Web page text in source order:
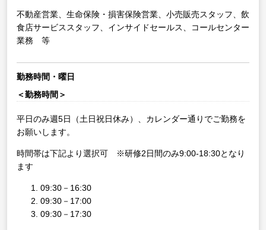
不動産営業、生命保険・損害保険営業、小売販売スタッフ、飲
食店サービススタッフ、インサイドセールス、コールセンター
業務 等
勤務時間・曜日
＜勤務時間＞
平日のみ週5日（土日祝日休み）、カレンダー通りでご勤務を
お願いします。
時間帯は下記より選択可 ※研修2日間のみ9:00-18:30となり
ます
09:30－16:30
09:30－17:00
09:30－17:30